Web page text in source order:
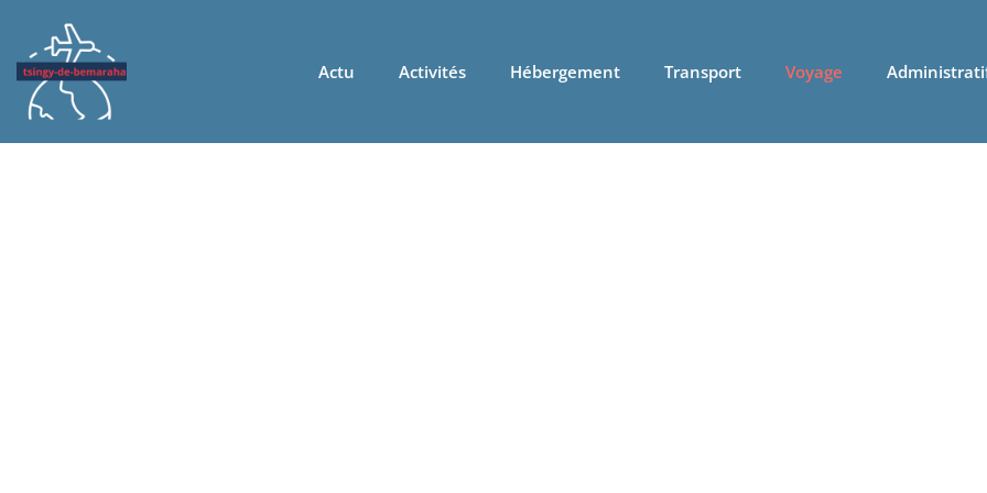
Actu Activités Hébergement Transport Voyage